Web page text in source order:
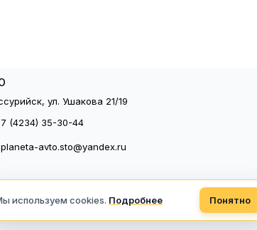
ул. Ушакова 21/19
7 (4234) 35-30-44
planeta-avto.sto@yandex.ru
документооборот Политика конфиденциальности
используем cookies. Подробнее Понятно